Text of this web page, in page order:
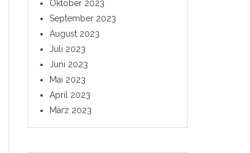
Oktober 2023
September 2023
August 2023
Juli 2023
Juni 2023
Mai 2023
April 2023
März 2023